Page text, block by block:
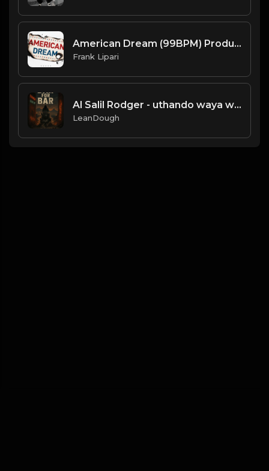
American Dream (99BPM) Produced By ThatKidFrankie
Frank Lipari
Al Salil Rodger - uthando waya waya
LeanDough